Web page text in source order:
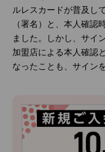
ルレスカードが普及し
（署名）と、本人確認
ました。しかし、サイ
加盟店による本人確認
なったことも、サイン